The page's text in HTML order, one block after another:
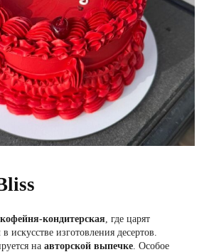
кофейня-кондитерская , где царят
в искусстве изготовления десертов.
на авторской выпечке . Особое